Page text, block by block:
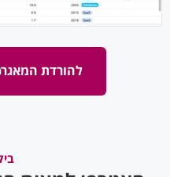
להורדת המאגר